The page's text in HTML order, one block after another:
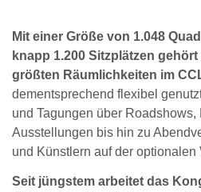
Mit einer Größe von 1.048
knapp 1.200 Sitzplätzen
größten Räumlichkeiten im
dementsprechend flexibel
und Tagungen über Roadshows,
Ausstellungen bis hin zu
und Künstlern auf der optionalen
Seit jüngstem arbeitet das